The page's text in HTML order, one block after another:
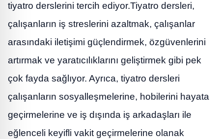
tiyatro derslerini tercih ediyor.Tiyatro dersleri,
çalışanların iş streslerini azaltmak, çalışanlar
arasındaki iletişimi güçlendirmek, özgüvenlerini
artırmak ve yaratıcılıklarını geliştirmek gibi pek
çok fayda sağlıyor. Ayrıca, tiyatro dersleri
çalışanların sosyalleşmelerine, hobilerini hayata
geçirmelerine ve iş dışında iş arkadaşları ile
eğlenceli keyifli vakit geçirmelerine olanak